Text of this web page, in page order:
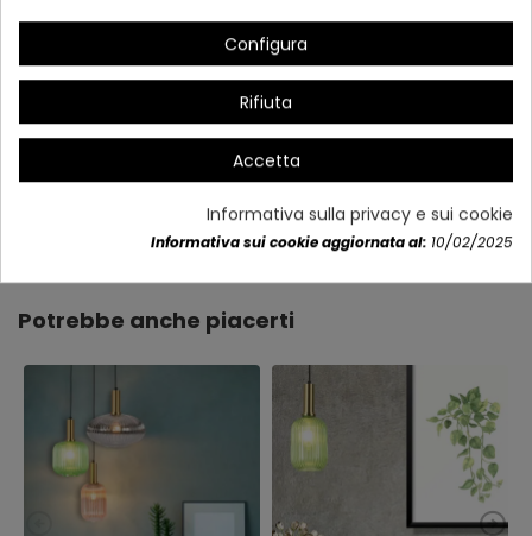
Dettagli del prodotto
Potrebbe anche piacerti
Configura
Rifiuta
Accetta
Informativa sulla privacy e sui cookie
Informativa sui cookie aggiornata al: 10/02/2025